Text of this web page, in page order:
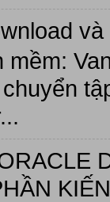
mềm: